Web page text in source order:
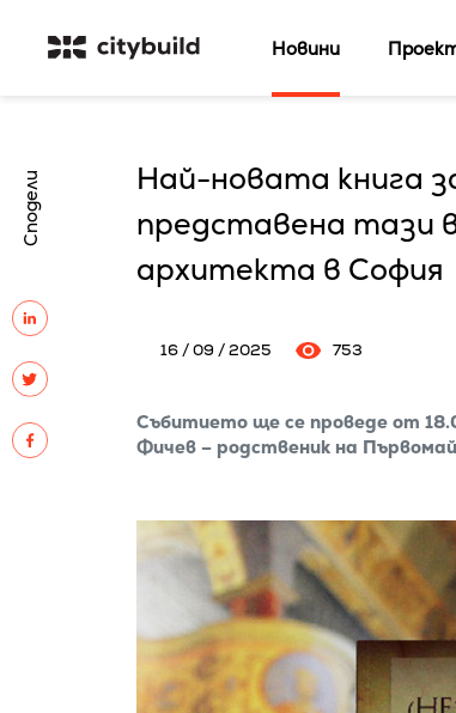
Новини
Сподели
Най-новата книга
представена тази
архитекта в София
16 / 09 / 2025 753
Събитието ще се проведе от
Фичев – родственик на